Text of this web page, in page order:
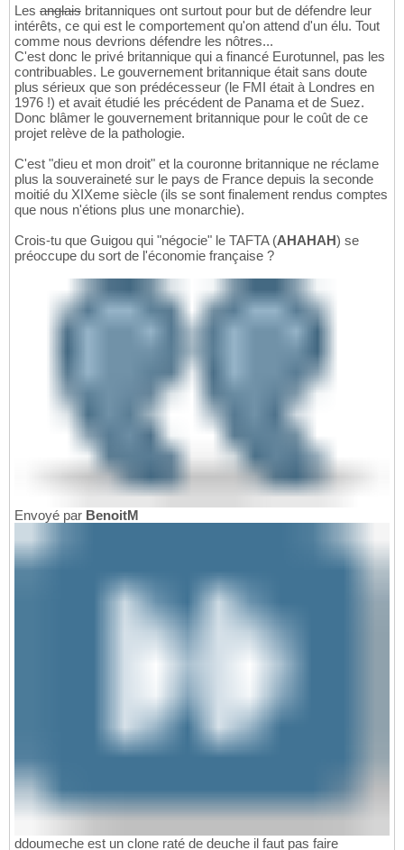
Les anglais britanniques ont surtout pour but de défendre leur
intérêts, ce qui est le comportement qu'on attend d'un élu. Tout
comme nous devrions défendre les nôtres...
C'est donc le privé britannique qui a financé Eurotunnel, pas les
contribuables. Le gouvernement britannique était sans doute
plus sérieux que son prédécesseur (le FMI était à Londres en
1976 !) et avait étudié les précédent de Panama et de Suez.
Donc blâmer le gouvernement britannique pour le coût de ce
projet relève de la pathologie.
C'est "dieu et mon droit" et la couronne britannique ne réclame
plus la souveraineté sur le pays de France depuis la seconde
moitié du XIXeme siècle (ils se sont finalement rendus comptes
que nous n'étions plus une monarchie).
Crois-tu que Guigou qui "négocie" le TAFTA (AHAHAH) se
préoccupe du sort de l'économie française ?
Envoyé par BenoitM
ddoumeche est un clone raté de deuche il faut pas faire